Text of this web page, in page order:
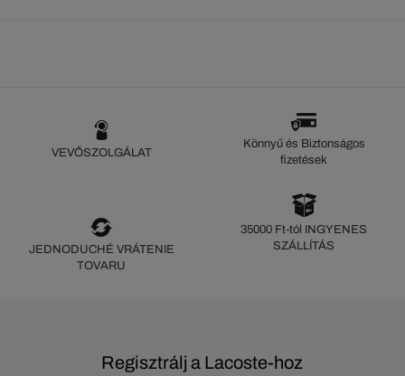
VEVŐSZOLGÁLAT
Könnyű és Biztonságos
fizetések
JEDNODUCHÉ VRÁTENIE
TOVARU
35000 Ft-tól INGYENES
SZÁLLÍTÁS
Regisztrálj a Lacoste-hoz